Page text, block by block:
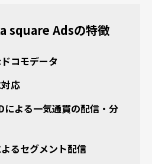
square Adsの特徴
コモデータ
応
による一気通貫の配信・分
るセグメント配信